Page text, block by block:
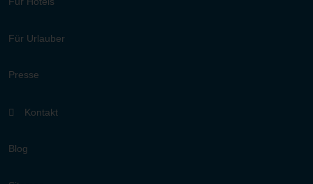
Für Urlauber
Presse
Kontakt
Blog